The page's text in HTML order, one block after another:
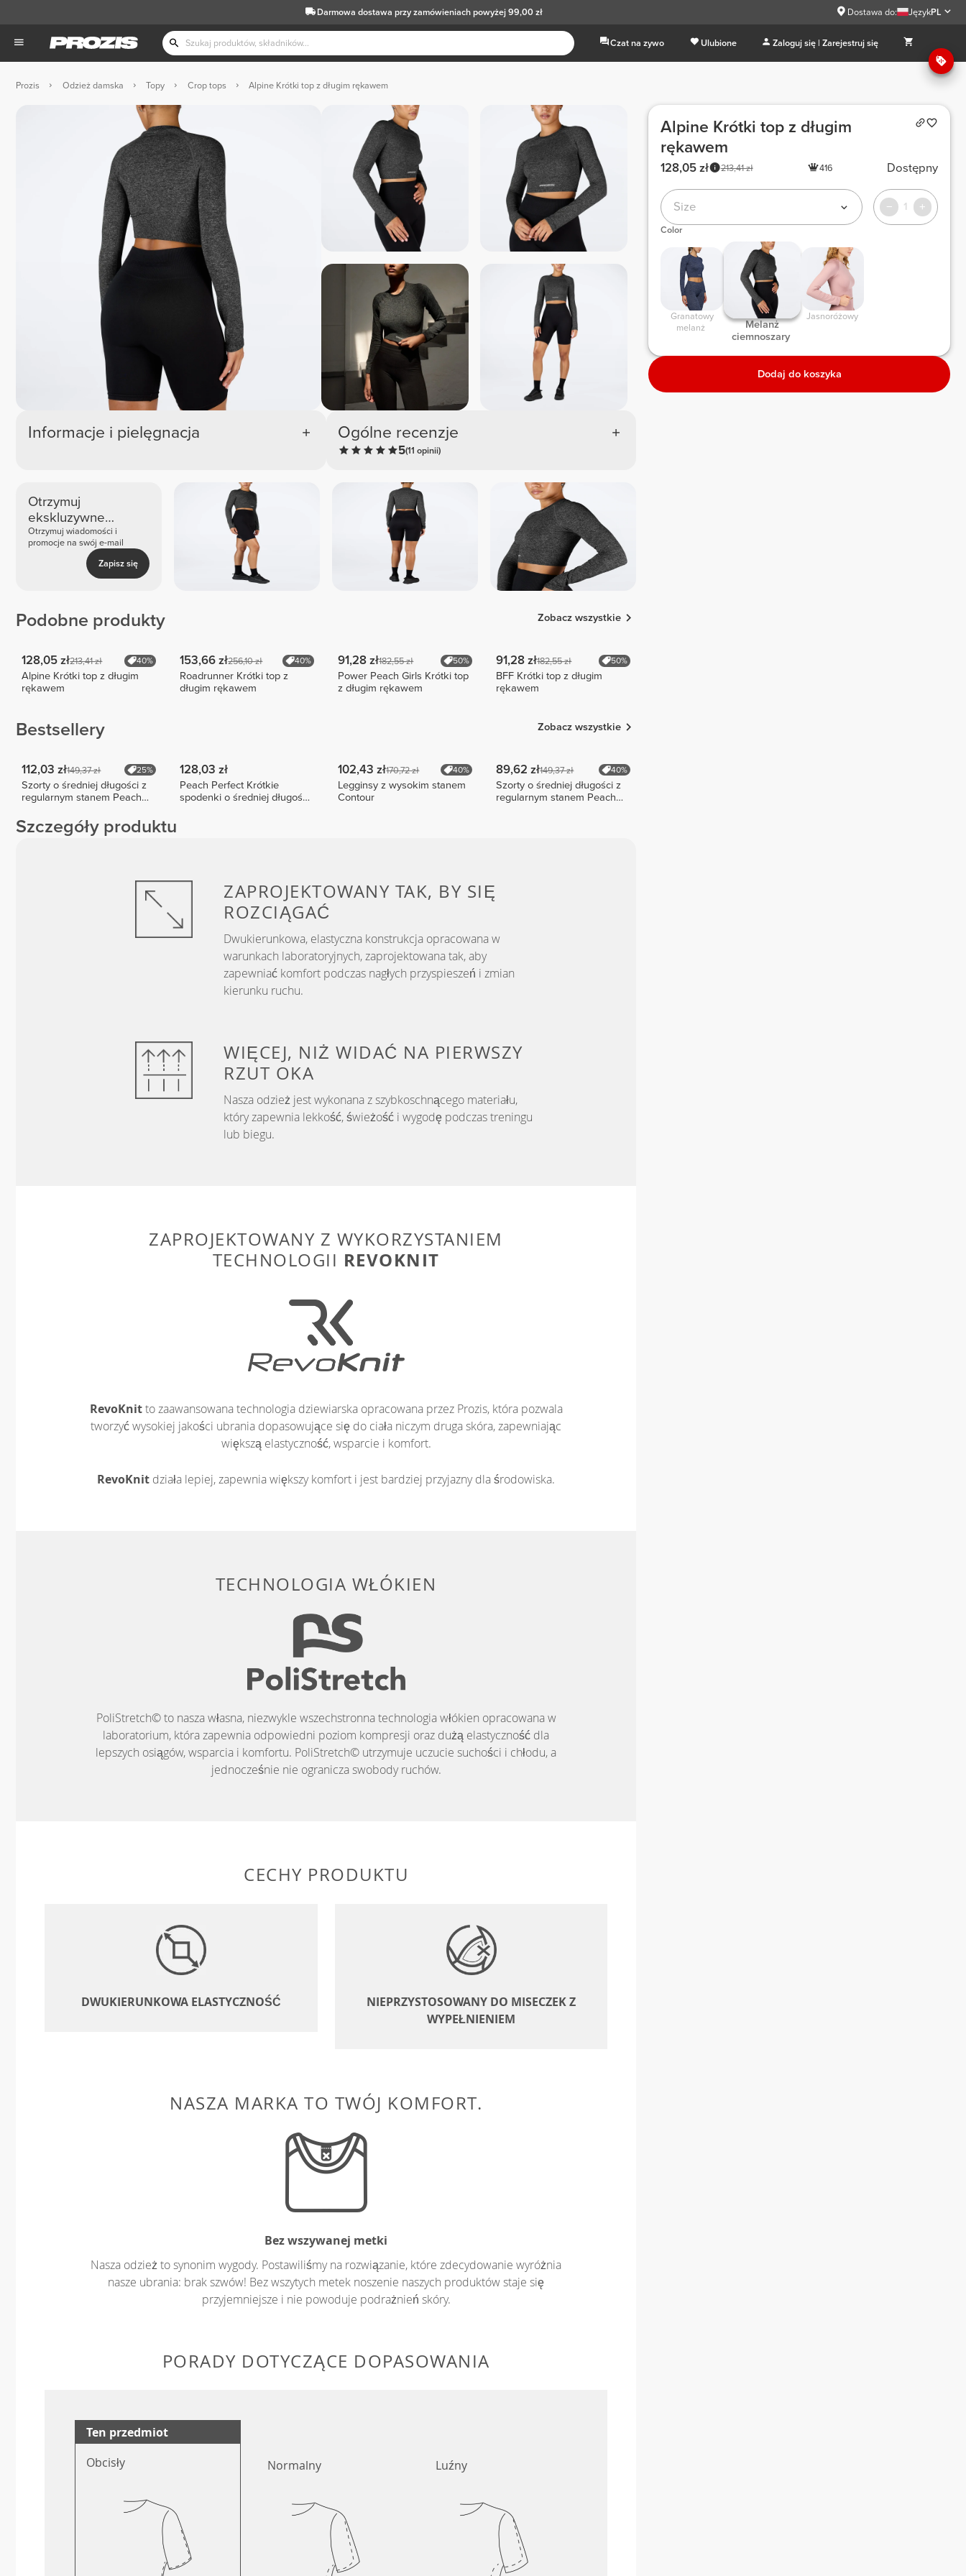
Darmowa dostawa przy zamówieniach powyżej 99,00 zł Dostawa do: JęzykPL
Czat na zywo Ulubione Zaloguj się | Zarejestruj się
Prozis Odzież damska Topy Crop tops Alpine Krótki top z długim rękawem
Informacje i pielęgnacja Ogólne recenzje
5(11 opinii)
Otrzymuj
ekskluzywne
nowości i oferty
Otrzymuj wiadomości i
promocje na swój e-mail
Zapisz się
Podobne produkty Zobacz wszystkie
128,05 zł213,41 zł 40%
Alpine Krótki top z długim
rękawem
153,66 zł256,10 zł 40%
Roadrunner Krótki top z
długim rękawem
91,28 zł182,55 zł 50%
Power Peach Girls Krótki top
z długim rękawem
91,28 zł182,55 zł 50%
BFF Krótki top z długim
rękawem
Bestsellery Zobacz wszystkie
112,03 zł149,37 zł 25%
Szorty o średniej długości z
regularnym stanem Peach
128,03 zł
Peach Perfect Krótkie
spodenki o średniej długości
102,43 zł170,72 zł 40%
Legginsy z wysokim stanem
Contour
89,62 zł149,37 zł 40%
Szorty o średniej długości z
regularnym stanem Peach
Szczegóły produktu
ZAPROJEKTOWANY TAK, BY SIĘ
ROZCIĄGAĆ
Dwukierunkowa, elastyczna konstrukcja opracowana w
warunkach laboratoryjnych, zaprojektowana tak, aby
zapewniać komfort podczas nagłych przyspieszeń i zmian
kierunku ruchu.
WIĘCEJ, NIŻ WIDAĆ NA PIERWSZY
RZUT OKA
Nasza odzież jest wykonana z szybkoschnącego materiału,
który zapewnia lekkość, świeżość i wygodę podczas treningu
lub biegu.
ZAPROJEKTOWANY Z WYKORZYSTANIEM
TECHNOLOGII REVOKNIT
RevoKnitto zaawansowana technologia dziewiarska opracowana przez Prozis, która pozwala
tworzyć wysokiej jakości ubrania dopasowujące się do ciała niczym druga skóra, zapewniając
większą elastyczność, wsparcie i komfort.
RevoKnit działa lepiej, zapewnia większy komfort i jest bardziej przyjazny dla środowiska.
TECHNOLOGIA WŁÓKIEN
PoliStretch© to nasza własna, niezwykle wszechstronna technologia włókien opracowana w
laboratorium, która zapewnia odpowiedni poziom kompresji oraz dużą elastyczność dla
lepszych osiągów, wsparcia i komfortu. PoliStretch© utrzymuje uczucie suchości i chłodu, a
jednocześnie nie ogranicza swobody ruchów.
CECHY PRODUKTU
DWUKIERUNKOWA ELASTYCZNOŚĆ
NIEPRZYSTOSOWANY DO MISECZEK Z
WYPEŁNIENIEM
NASZA MARKA TO TWÓJ KOMFORT.
Bez wszywanej metki
Nasza odzież to synonim wygody. Postawiliśmy na rozwiązanie, które zdecydowanie wyróżnia
nasze ubrania: brak szwów! Bez wszytych metek noszenie naszych produktów staje się
przyjemniejsze i nie powoduje podrażnień skóry.
PORADY DOTYCZĄCE DOPASOWANIA
Ten przedmiot
Obcisły
Normalny Luźny
Alpine Krótki top z długim
rękawem
213,41 zł
128,05 zł 416 Dostępny
Size 1
Color
melanż
Melanż
ciemnoszary
Jasnoróżowy
Dodaj do koszyka